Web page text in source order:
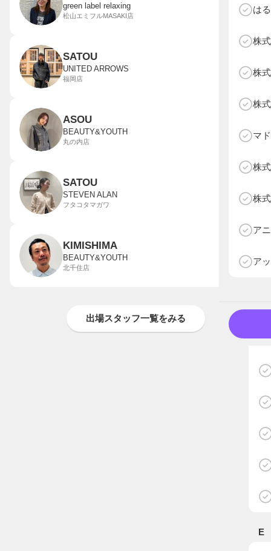
E
は
株
株
株
マ
株
株
ア
ア
green label relaxing
松山エミフルMASAKI店
SATOU
UNITED ARROWS
福岡店
ASOU
BEAUTY&YOUTH
丸の内店
SATOU
STEVEN ALAN
フタコタマガワ
KIMISHIMA
BEAUTY&YOUTH
北千住店
出場スタッフ一覧をみる